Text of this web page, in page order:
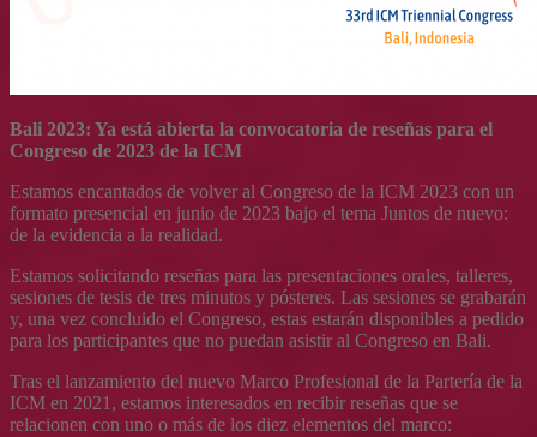
Bali 2023: Ya está abierta la convocatoria de reseñas para el
Congreso de 2023 de la ICM
Estamos encantados de volver al Congreso de la ICM 2023 con un
formato presencial en junio de 2023 bajo el tema Juntos de nuevo:
de la evidencia a la realidad.
Estamos solicitando reseñas para las presentaciones orales, talleres,
sesiones de tesis de tres minutos y pósteres. Las sesiones se grabarán
y, una vez concluido el Congreso, estas estarán disponibles a pedido
para los participantes que no puedan asistir al Congreso en Bali.
Tras el lanzamiento del nuevo Marco Profesional de la Partería de la
ICM en 2021, estamos interesados en recibir reseñas que se
relacionen con uno o más de los diez elementos del marco: